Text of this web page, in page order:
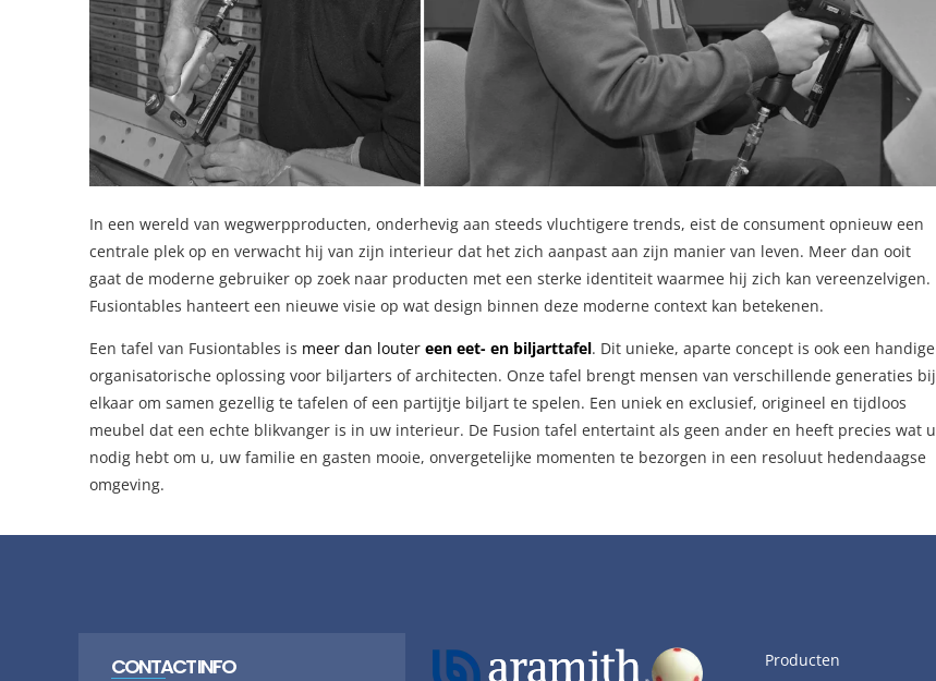
In een wereld van wegwerpproducten, onderhevig aan steeds vluchtigere trends, eist de consument opnieuw een
centrale plek op en verwacht hij van zijn interieur dat het zich aanpast aan zijn manier van leven. Meer dan ooit
gaat de moderne gebruiker op zoek naar producten met een sterke identiteit waarmee hij zich kan vereenzelvigen.
Fusiontables hanteert een nieuwe visie op wat design binnen deze moderne context kan betekenen.
Een tafel van Fusiontables is meer dan louter een eet- en biljarttafel. Dit unieke, aparte concept is ook een handige
organisatorische oplossing voor biljarters of architecten. Onze tafel brengt mensen van verschillende generaties bij
elkaar om samen gezellig te tafelen of een partijtje biljart te spelen. Een uniek en exclusief, origineel en tijdloos
meubel dat een echte blikvanger is in uw interieur. De Fusion tafel entertaint als geen ander en heeft precies wat u
nodig hebt om u, uw familie en gasten mooie, onvergetelijke momenten te bezorgen in een resoluut hedendaagse
omgeving.
CONTACT INFO Producten